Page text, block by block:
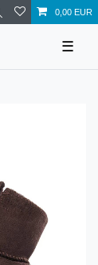
0,00 EUR
☰